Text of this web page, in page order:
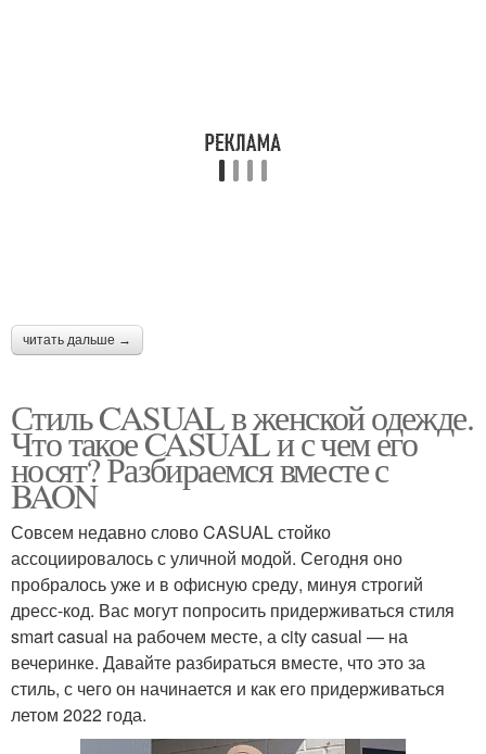
Деловой стиль
женщин
Года для женщин Влиятельные женщины
Женщины в мире
читать дальше →
Стиль CASUAL в женской одежде.
Что такое CASUAL и с чем его
носят? Разбираемся вместе с
BAON
Совсем недавно слово CASUAL стойко
ассоциировалось с уличной модой. Сегодня оно
пробралось уже и в офисную среду, минуя строгий
дресс-код. Вас могут попросить придерживаться стиля
smart casual на рабочем месте, а city casual — на
вечеринке. Давайте разбираться вместе, что это за
стиль, с чего он начинается и как его придерживаться
летом 2022 года.